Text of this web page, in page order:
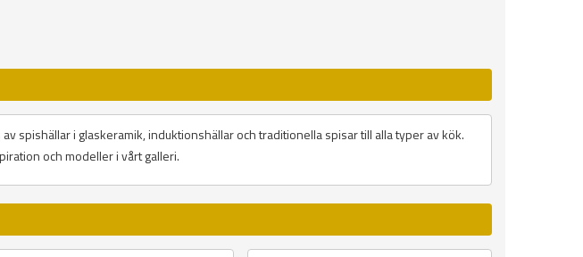
spishällar i glaskeramik, induktionshällar och traditionella spisar till alla typer av kök.
och modeller i vårt galleri.